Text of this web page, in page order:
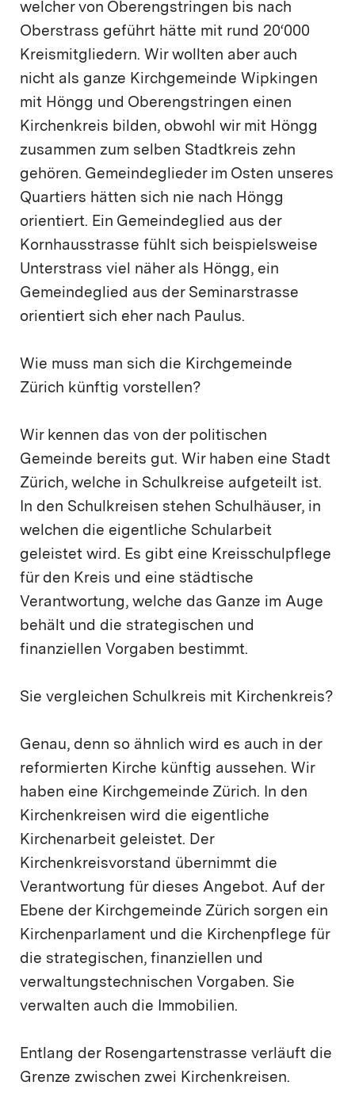
welcher von Oberengstringen bis nach
Oberstrass geführt hätte mit rund 20‘000
Kreismitgliedern. Wir wollten aber auch
nicht als ganze Kirchgemeinde Wipkingen
mit Höngg und Oberengstringen einen
Kirchenkreis bilden, obwohl wir mit Höngg
zusammen zum selben Stadtkreis zehn
gehören. Gemeindeglieder im Osten unseres
Quartiers hätten sich nie nach Höngg
orientiert. Ein Gemeindeglied aus der
Kornhausstrasse fühlt sich beispielsweise
Unterstrass viel näher als Höngg, ein
Gemeindeglied aus der Seminarstrasse
orientiert sich eher nach Paulus.
Wie muss man sich die Kirchgemeinde
Zürich künftig vorstellen?
Wir kennen das von der politischen
Gemeinde bereits gut. Wir haben eine Stadt
Zürich, welche in Schulkreise aufgeteilt ist.
In den Schulkreisen stehen Schulhäuser, in
welchen die eigentliche Schularbeit
geleistet wird. Es gibt eine Kreisschulpflege
für den Kreis und eine städtische
Verantwortung, welche das Ganze im Auge
behält und die strategischen und
finanziellen Vorgaben bestimmt.
Sie vergleichen Schulkreis mit Kirchenkreis?
Genau, denn so ähnlich wird es auch in der
reformierten Kirche künftig aussehen. Wir
haben eine Kirchgemeinde Zürich. In den
Kirchenkreisen wird die eigentliche
Kirchenarbeit geleistet. Der
Kirchenkreisvorstand übernimmt die
Verantwortung für dieses Angebot. Auf der
Ebene der Kirchgemeinde Zürich sorgen ein
Kirchenparlament und die Kirchenpflege für
die strategischen, finanziellen und
verwaltungstechnischen Vorgaben. Sie
verwalten auch die Immobilien.
Entlang der Rosengartenstrasse verläuft die
Grenze zwischen zwei Kirchenkreisen.